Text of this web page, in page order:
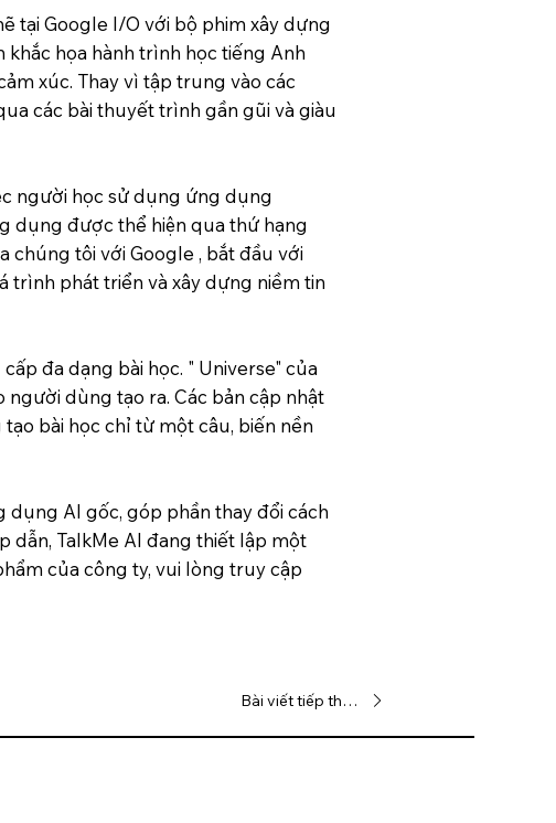
tại Google I/O với bộ phim xây dựng
họa hành trình học tiếng Anh
xúc. Thay vì tập trung vào các
các bài thuyết trình gần gũi và giàu
người học sử dụng ứng dụng
dụng được thể hiện qua thứ hạng
chúng tôi với Google , bắt đầu với
phát triển và xây dựng niềm tin
đa dạng bài học. " Universe" của
dùng tạo ra. Các bản cập nhật
bài học chỉ từ một câu, biến nền
AI gốc, góp phần thay đổi cách
dẫn, TalkMe AI đang thiết lập một
của công ty, vui lòng truy cập
Bài viết tiếp theo